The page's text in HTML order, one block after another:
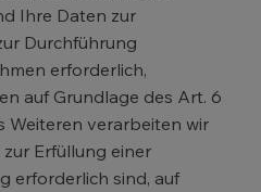
Ihre Daten zur
Durchführung
erforderlich,
auf Grundlage des Art. 6
Weiteren verarbeiten wir
Erfüllung einer
erforderlich sind, auf